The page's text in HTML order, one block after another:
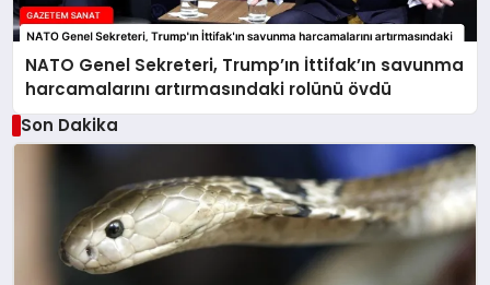
NATO Genel Sekreteri, Trump’ın İttifak’ın savunma
harcamalarını artırmasındaki rolünü övdü
Son Dakika